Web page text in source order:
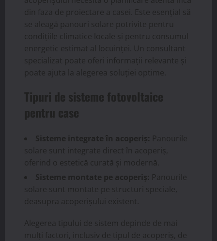
din faza de proiectare a casei. Este esențial să
se aleagă panouri solare potrivite pentru
condițiile climatice locale și pentru consumul
energetic estimat al locuinței. Un consultant
specializat poate oferi informații relevante și
poate ajuta la alegerea soluției optime.
Tipuri de sisteme fotovoltaice
pentru case
Sisteme integrate în acoperiș: Panourile
solare sunt integrate direct în acoperiș,
oferind o estetică curată și modernă.
Sisteme montate pe acoperiș: Panourile
solare sunt montate pe structuri speciale,
deasupra acoperișului existent.
Alegerea tipului de sistem depinde de mai
mulți factori, inclusiv de tipul de acoperiș, de